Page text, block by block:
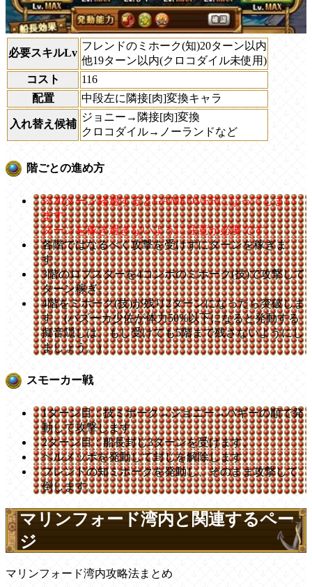
必要スキルLv
フレンドのミホーク(知)20ターン以内
他19ターン以内(クロコダイル未使用)
コスト
116
配置
中段左に隣接[肉]変換キャラ
入れ替え候補
ジョニー→隣接[肉]変換
クロコダイル→ノーランドなど
階ごとの進め方
※20ターン経過するとGAMEOVERになってしまい
ます。
ターンを稼ぎ過ぎないように注意が必要です。
各階ではなるべく攻撃を受けずにターンを稼ぎま
す。
3階のロブスターを4コンボのミホーク(技)で攻撃して
ターン稼ぎ。
4階をミホーク(技)が残り2ターンになったら突破しま
す。(バズーカ少佐が体力50%以下になると発動する
擬音隠しは、もし受けても5階まで残さないようにし
ましょう。)
スモーカー戦
1ターン目：技ミホーク→ジョニー→バギーの順で発
動して攻撃します。
2ターン目：船長封じ3ターンを受けます。
ヘルメッポを発動して封じを解除します。
フレンドの知ミホークを発動し、そのまま攻撃して
倒します。
マリンフォード湾内と関連するペー
ジ
マリンフォード湾内攻略法まとめ